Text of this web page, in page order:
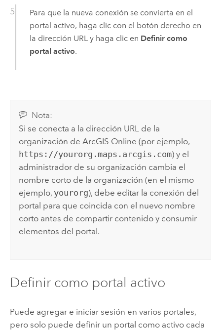
Para que la nueva conexión se convierta en el
portal activo, haga clic con el botón derecho en
la dirección URL y haga clic en Definir como
portal activo.
Nota:
Si se conecta a la dirección URL de la
organización deArcGIS Online (por ejemplo,
https://yourorg.maps.arcgis.com) y el
administrador de su organización cambia el
nombre corto de la organización (en el mismo
ejemplo, yourorg), debe editar la conexión del
portal para que coincida con el nuevo nombre
corto antes de compartir contenido y consumir
elementos del portal.
Definir como portal activo
Puede agregar e iniciar sesión en varios portales,
pero solo puede definir un portal como activo cada